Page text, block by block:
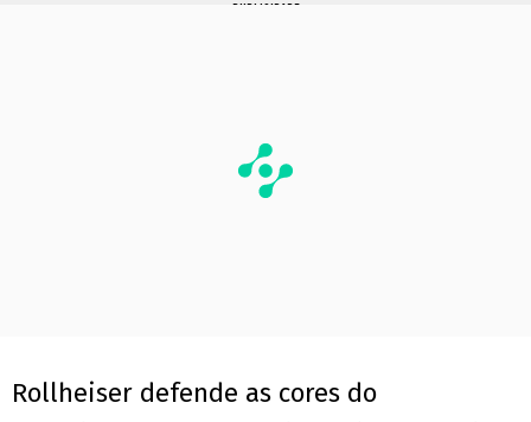
PUBLICIDADE
Rollheiser defende as cores do